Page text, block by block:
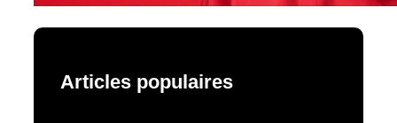
Articles populaires